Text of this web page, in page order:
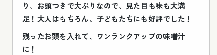
り、お頭つきで大ぶりなので、見た目も味も大満
足！大人はもちろん、子どもたちにも好評でした！
残ったお頭を入れて、ワンランクアップの味噌汁
に！